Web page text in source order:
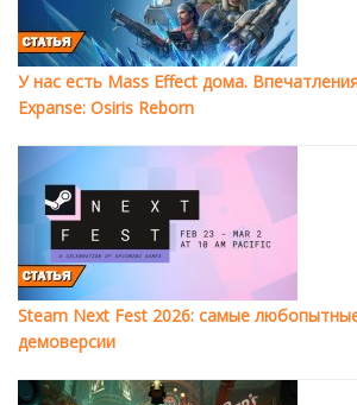
У нас есть Mass Effect дома.
Expanse: Osiris Reborn
Steam Next Fest 2026: самые
демоверсии